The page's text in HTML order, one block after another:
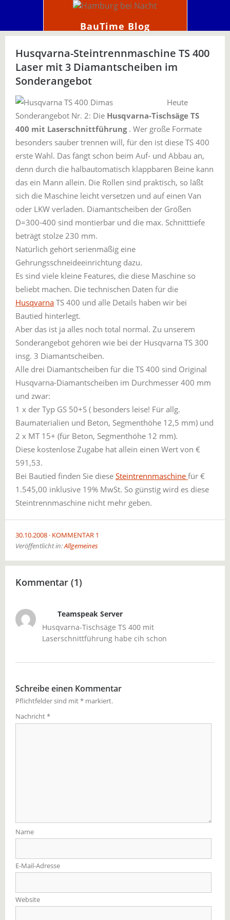
BauTime Blog
Husqvarna-Steintrennmaschine TS 400
Laser mit 3 Diamantscheiben im
Sonderangebot
Heute
Sonderangebot Nr. 2: Die Husqvarna-Tischsäge TS
400 mit Laserschnittführung. Wer große Formate
besonders sauber trennen will, für den ist diese TS 400
erste Wahl. Das fängt schon beim Auf- und Abbau an,
denn durch die halbautomatisch klappbaren Beine kann
das ein Mann allein. Die Rollen sind praktisch, so läßt
sich die Maschine leicht versetzen und auf einen Van
oder LKW verladen. Diamantscheiben der Größen
D=300-400 sind montierbar und die max. Schnitttiefe
beträgt stolze 230 mm.
Natürlich gehört serienmäßig eine
Gehrungsschneideeinrichtung dazu.
Es sind viele kleine Features, die diese Maschine so
beliebt machen. Die technischen Daten für die
Husqvarna TS 400 und alle Details haben wir bei
Bautied hinterlegt.
Aber das ist ja alles noch total normal. Zu unserem
Sonderangebot gehören wie bei der Husqvarna TS 300
insg. 3 Diamantscheiben.
Alle drei Diamantscheiben für die TS 400 sind Original
Husqvarna-Diamantscheiben im Durchmesser 400 mm
und zwar:
1 x der Typ GS 50+S ( besonders leise! Für allg.
Baumaterialien und Beton, Segmenthöhe 12,5 mm) und
2 x MT 15+ (für Beton, Segmenthöhe 12 mm).
Diese kostenlose Zugabe hat allein einen Wert von €
591,53.
Bei Bautied finden Sie diese Steintrennmaschine für €
1.545,00 inklusive 19% MwSt. So günstig wird es diese
Steintrennmaschine nicht mehr geben.
30.10.2008 KOMMENTAR 1
Veröffentlicht in:Allgemeines
Kommentar (1)
Teamspeak Server
Husqvarna-Tischsäge TS 400 mit
Laserschnittführung habe cih schon
Schreibe einen Kommentar
Pflichtfelder sind mit* markiert.
Nachricht*
Name
E-Mail-Adresse
Website